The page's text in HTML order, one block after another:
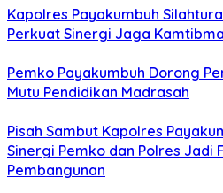
Kapolres Payakumbuh
Perkuat Sinergi Jaga
Pemko Payakumbuh Dorong
Mutu Pendidikan Madrasah
Pisah Sambut Kapolres
Sinergi Pemko dan Polres Jadi
Pembangunan